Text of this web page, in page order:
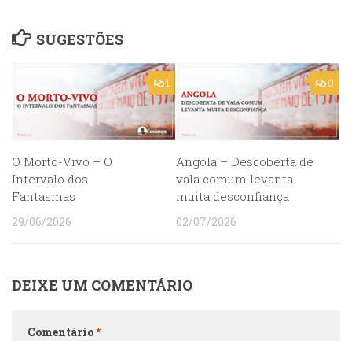
SUGESTÕES
1
O Morto-Vivo – O
Intervalo dos
Fantasmas
29/06/2026
0
Angola – Descoberta de
vala comum levanta
muita desconfiança
02/07/2026
DEIXE UM COMENTÁRIO
Comentário*